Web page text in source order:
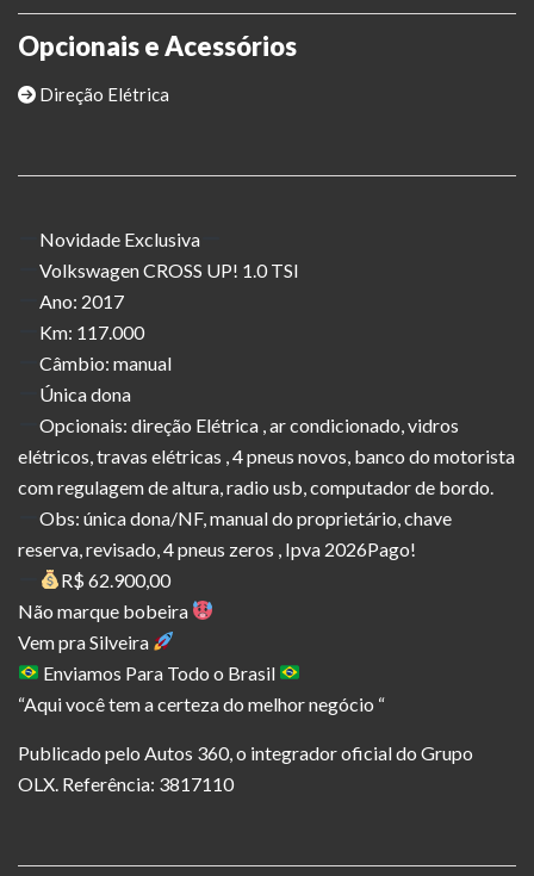
Opcionais e Acessórios
Direção Elétrica
Novidade Exclusiva
Volkswagen CROSS UP! 1.0 TSI
Ano: 2017
Km: 117.000
Câmbio: manual
Única dona
Opcionais: direção Elétrica , ar condicionado, vidros
elétricos, travas elétricas , 4 pneus novos, banco do motorista
com regulagem de altura, radio usb, computador de bordo.
Obs: única dona/NF, manual do proprietário, chave
reserva, revisado, 4 pneus zeros , Ipva 2026Pago!
R$ 62.900,00
Não marque bobeira
Vem pra Silveira
Enviamos Para Todo o Brasil
“Aqui você tem a certeza do melhor negócio “
Publicado pelo Autos 360, o integrador oficial do Grupo
OLX. Referência: 3817110